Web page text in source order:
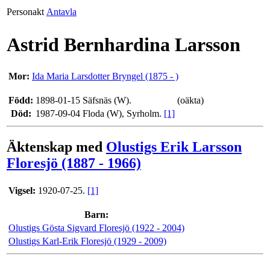
Personakt Antavla
Astrid Bernhardina Larsson
Mor: Ida Maria Larsdotter Bryngel (1875 - )
Född: 1898-01-15 Säfsnäs (W).
(oäkta)
Död: 1987-09-04 Floda (W), Syrholm. [1]
Äktenskap med Olustigs Erik Larsson
Floresjö (1887 - 1966)
Vigsel: 1920-07-25. [1]
Barn:
Olustigs Gösta Sigvard Floresjö (1922 - 2004)
Olustigs Karl-Erik Floresjö (1929 - 2009)